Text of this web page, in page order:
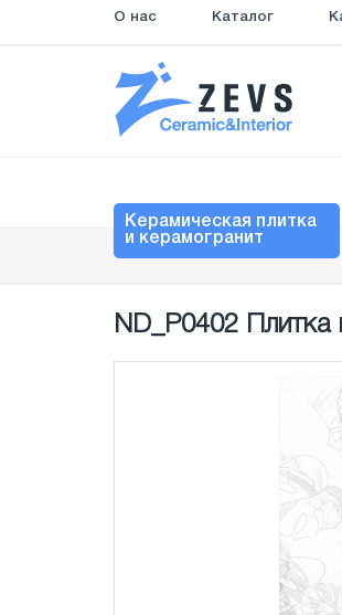
О нас Каталог
Керамическая плитка
и керамогранит
ND_P0402